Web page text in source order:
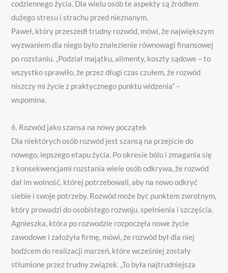
codziennego życia. Dla wielu osób te aspekty są źródłem
dużego stresu i strachu przed nieznanym.
Paweł, który przeszedł trudny rozwód, mówi, że największym
wyzwaniem dla niego było znalezienie równowagi finansowej
po rozstaniu. „Podział majątku, alimenty, koszty sądowe – to
wszystko sprawiło, że przez długi czas czułem, że rozwód
niszczy mi życie z praktycznego punktu widzenia” –
wspomina.
6. Rozwód jako szansa na nowy początek
Dla niektórych osób rozwód jest szansą na przejście do
nowego, lepszego etapu życia. Po okresie bólu i zmagania się
z konsekwencjami rozstania wiele osób odkrywa, że ​​rozwód
dał im wolność, której potrzebowali, aby na nowo odkryć
siebie i swoje potrzeby. Rozwód może być punktem zwrotnym,
który prowadzi do osobistego rozwoju, spełnienia i szczęścia.
Agnieszka, która po rozwodzie rozpoczęła nowe życie
zawodowe i założyła firmę, mówi, że rozwód był dla niej
bodźcem do realizacji marzeń, które wcześniej zostały
stłumione przez trudny związek. „To była najtrudniejsza